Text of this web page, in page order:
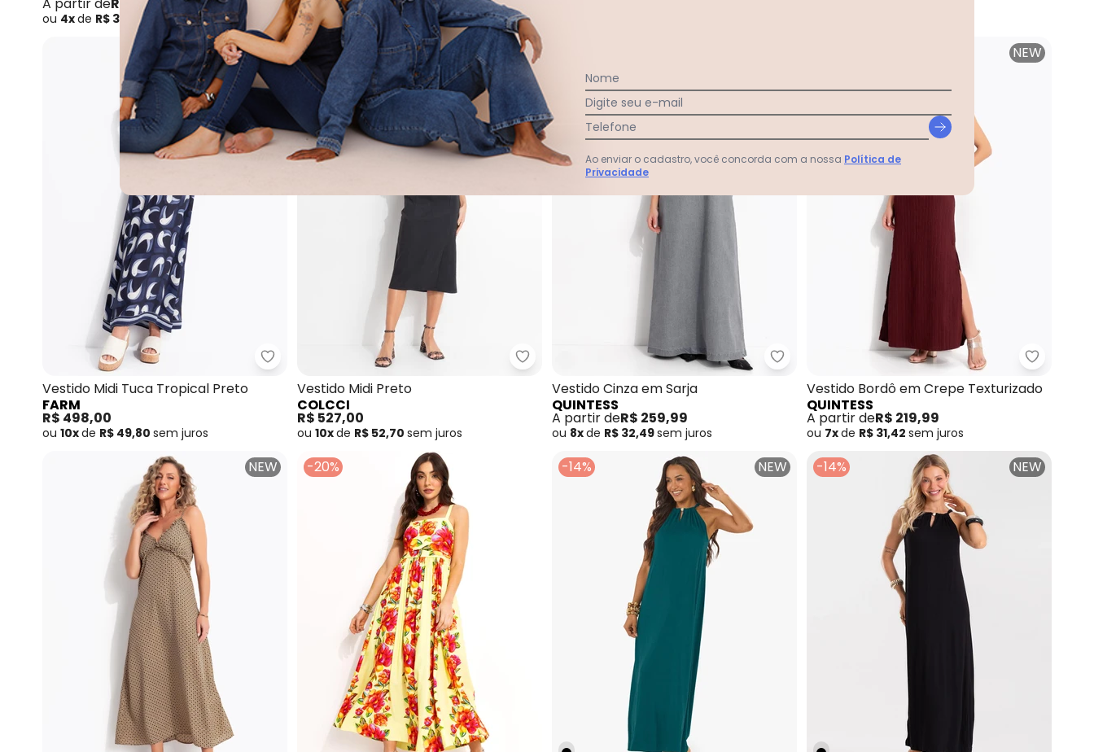
ou 4xde R$ 34,99 semjuros ou 10x deR$ 47,83sem juros
NEW
Farm - Vestido Midi Tuca Tropical Preto
Vestido Midi Tuca Tropical Preto
FARM
R$ 498,00
ou 10xde R$ 49,80 sem juros
NEW
Colcci - Vestido Midi Preto
Vestido Midi Preto
COLCCI
R$ 527,00
ou 10xde R$ 52,70 sem juros
Quintess - Vestido Cinza em Sarja
Vestido Cinza em Sarja
QUINTESS
A partir deR$ 259,99
ou 8xde R$ 32,49sem juros
NEW
Quintess
Vestido Bordô em Crepe Texturizado
QUINTESS
A partir deR$ 219,99
ou 7xde R$ 31,42 sem juros
NEW -20% -14% NEW -14% NEW
Nome
Digite seu e-mail
Telefone
Ao enviar o cadastro, você concorda com a nossa Política de
Privacidade